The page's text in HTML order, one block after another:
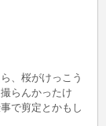
、桜がけっこう
らんかったけ
で剪定とかもし